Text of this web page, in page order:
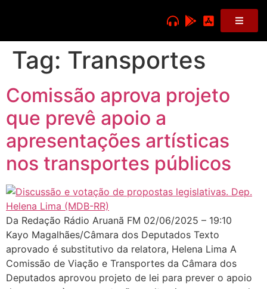
Tag: Transportes
Comissão aprova projeto
que prevê apoio a
apresentações artísticas
nos transportes públicos
Da Redação Rádio Aruanã FM 02/06/2025 – 19:10
Kayo Magalhães/Câmara dos Deputados Texto
aprovado é substitutivo da relatora, Helena Lima A
Comissão de Viação e Transportes da Câmara dos
Deputados aprovou projeto de lei para prever o apoio